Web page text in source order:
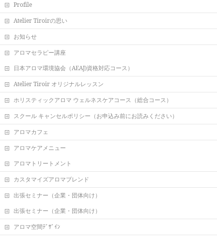
Profile
Atelier Tiroirの思い
お知らせ
アロマセラピー講座
日本アロマ環境協会（AEAJ)資格対応コース）
Atelier Tiroir オリジナルレッスン
ホリスティックアロマ ウェルネスケアコース（総合コース）
スクール キャンセルポリシー（お申込み前にお読みください）
アロマカフェ
アロマケアメニュー
アロマトリートメント
カスタマイズアロマブレンド
出張セミナー（企業・団体向け）
出張セミナー（企業・団体向け）
アロマ空間ﾃﾞｻﾞｲﾝ